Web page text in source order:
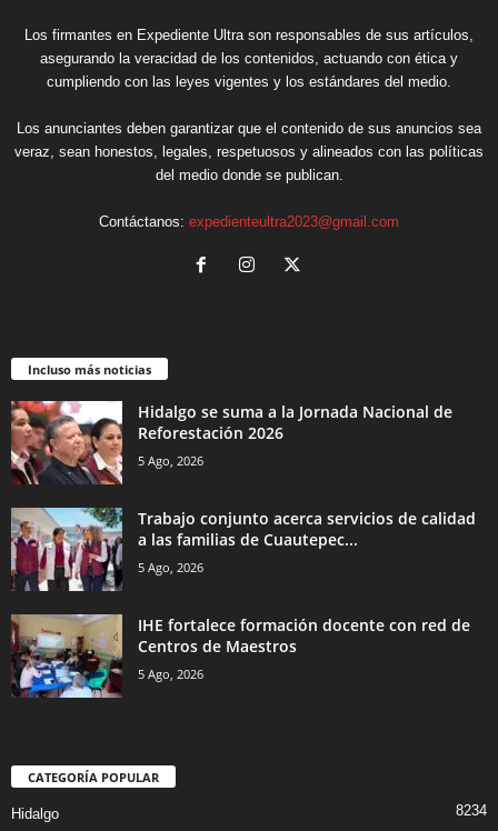
Los firmantes en Expediente Ultra son responsables de sus artículos,
asegurando la veracidad de los contenidos, actuando con ética y
cumpliendo con las leyes vigentes y los estándares del medio.
Los anunciantes deben garantizar que el contenido de sus anuncios sea
veraz, sean honestos, legales, respetuosos y alineados con las políticas
del medio donde se publican.
Contáctanos: expedienteultra2023@gmail.com
Incluso más noticias
Hidalgo se suma a la Jornada Nacional de
Reforestación 2026
5 Ago, 2026
Trabajo conjunto acerca servicios de calidad
a las familias de Cuautepec...
5 Ago, 2026
IHE fortalece formación docente con red de
Centros de Maestros
5 Ago, 2026
CATEGORÍA POPULAR
Hidalgo 8234